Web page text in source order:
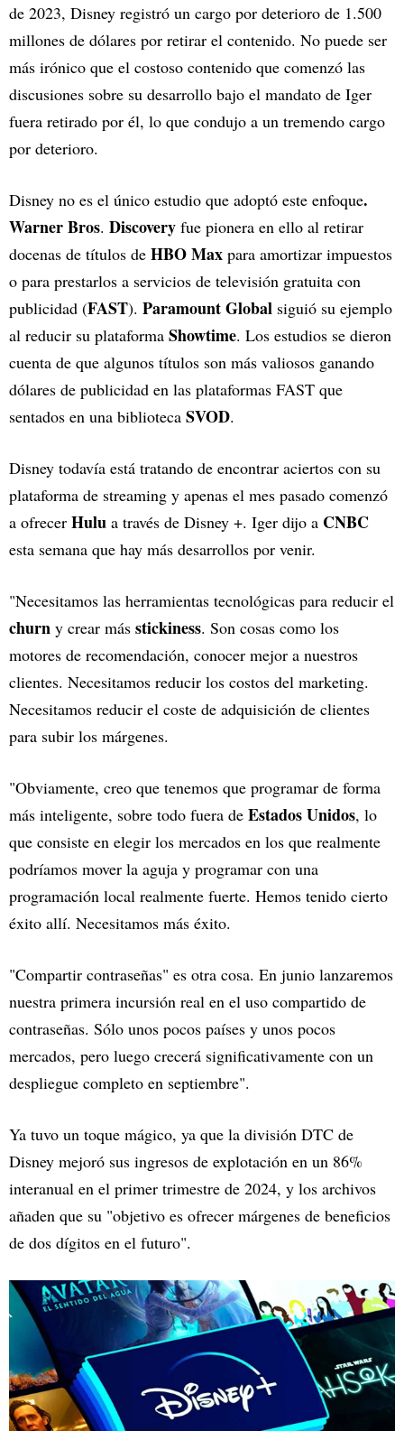
de 2023, Disney registró un cargo por deterioro de 1.500
millones de dólares por retirar el contenido. No puede ser
más irónico que el costoso contenido que comenzó las
discusiones sobre su desarrollo bajo el mandato de Iger
fuera retirado por él, lo que condujo a un tremendo cargo
por deterioro.
Disney no es el único estudio que adoptó este enfoque.
Warner Bros. Discovery fue pionera en ello al retirar
docenas de títulos de HBO Max para amortizar impuestos
o para prestarlos a servicios de televisión gratuita con
publicidad (FAST). Paramount Global siguió su ejemplo
al reducir su plataforma Showtime. Los estudios se dieron
cuenta de que algunos títulos son más valiosos ganando
dólares de publicidad en las plataformas FAST que
sentados en una biblioteca SVOD.
Disney todavía está tratando de encontrar aciertos con su
plataforma de streaming y apenas el mes pasado comenzó
a ofrecer Hulu a través de Disney +. Iger dijo a CNBC
esta semana que hay más desarrollos por venir.
"Necesitamos las herramientas tecnológicas para reducir el
churn y crear más stickiness. Son cosas como los
motores de recomendación, conocer mejor a nuestros
clientes. Necesitamos reducir los costos del marketing.
Necesitamos reducir el coste de adquisición de clientes
para subir los márgenes.
"Obviamente, creo que tenemos que programar de forma
más inteligente, sobre todo fuera de Estados Unidos, lo
que consiste en elegir los mercados en los que realmente
podríamos mover la aguja y programar con una
programación local realmente fuerte. Hemos tenido cierto
éxito allí. Necesitamos más éxito.
"Compartir contraseñas" es otra cosa. En junio lanzaremos
nuestra primera incursión real en el uso compartido de
contraseñas. Sólo unos pocos países y unos pocos
mercados, pero luego crecerá significativamente con un
despliegue completo en septiembre".
Ya tuvo un toque mágico, ya que la división DTC de
Disney mejoró sus ingresos de explotación en un 86%
interanual en el primer trimestre de 2024, y los archivos
añaden que su "objetivo es ofrecer márgenes de beneficios
de dos dígitos en el futuro".